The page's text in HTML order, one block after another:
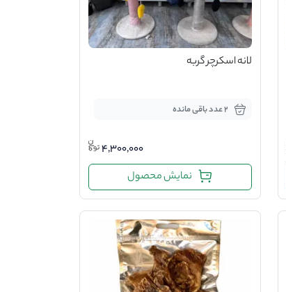
لانه اسکرچر گربه
2 عدد باقی مانده
4,300,000
نمایش محصول